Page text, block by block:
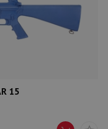
15